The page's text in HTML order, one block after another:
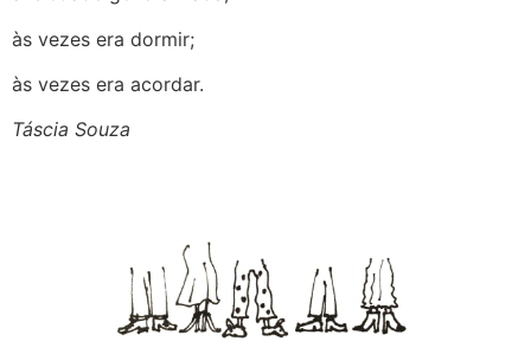
às vezes era dormir;
às vezes era acordar.
Táscia Souza